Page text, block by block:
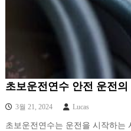
초보운전연수 안전 운전의
3월 21, 2024 Lucas
초보운전연수는 운전을 시작하는